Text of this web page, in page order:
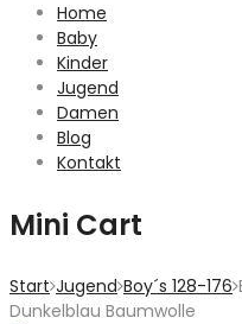
Home
Baby
Kinder
Jugend
Damen
Blog
Kontakt
Mini Cart
Start Jugend Boy´s 128-176
Dunkelblau Baumwolle